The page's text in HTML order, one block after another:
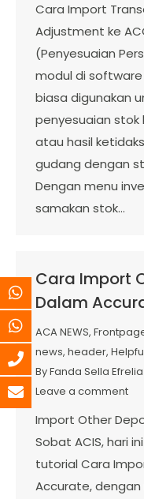
Cara Import
Adjustment ke
(Penyesuaian
modul di software
biasa digunakan
penyesuaian
atau hasil
gudang dengan
Dengan menu
samakan stok…
Cara Import
Dalam
ACA NEWS,
news, header,
ByFanda Sella Efrelia
Leave a comment
Import Other
Sobat ACIS, hari
tutorial Cara
Accurate, dengan